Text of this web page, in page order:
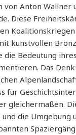
von Anton Wallner
Diese
kunstvollen
die Bedeutung
Das
für
gleichermaßen.
die Umgebung